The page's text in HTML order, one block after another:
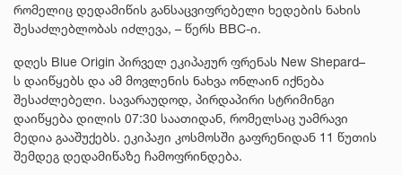
რომელიც დედამიწის განსაცვიფრებელი ხედების ნახის
შესაძლებლობას იძლევა, – წერს BBC-ი.
დღეს Blue Origin პირველ ეკიპაჟურ ფრენას New Shepard–
ს დაიწყებს და ამ მოვლენის ნახვა ონლაინ იქნება
შესაძლებელი. სავარაუდოდ, პირდაპირი სტრიმინგი
დაიწყება დილის 07:30 საათიდან, რომელსაც უამრავი
მედია გააშუქებს. ეკიპაჟი კოსმოსში გაფრენიდან 11 წუთის
შემდეგ დედამიწაზე ჩამოფრინდება.